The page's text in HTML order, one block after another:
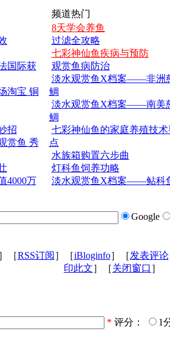
国际获
淘宝 铜
招
赏鱼 秀
4000万
频道热门
8天学会养鱼
过滤全攻略
七彩神仙鱼疾病与预防
观赏鱼病防治
淡水观赏鱼X档案——非洲
鲷
淡水观赏鱼X档案——南美
鲷
七彩神仙鱼的家庭养殖技术
点
水族箱购置六步曲
灯科鱼饲养功略
淡水观赏鱼X档案——鲇科
Google
［RSS订阅 ］［iBloginfo］［发表评论
印此文］［关闭窗口 ］
* 评分：
1